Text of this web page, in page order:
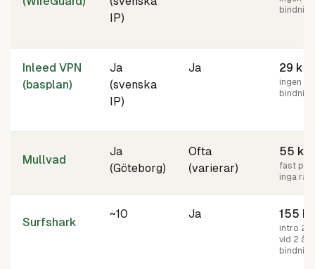
IP)
Inleed VPN
(basplan)
Ja
(svenska
IP)
Ja 29 kr
ingen
Mullvad
Ja
(Göteborg)
Ofta
(varierar)
55 kr
fast
inga
Surfshark
~10 Ja 155 kr
intro 27
vid 2 års
bindning